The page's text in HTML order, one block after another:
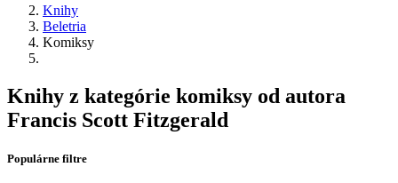
Knihy
Beletria
Komiksy
Knihy z kategórie komiksy od autora
Francis Scott Fitzgerald
Populárne filtre